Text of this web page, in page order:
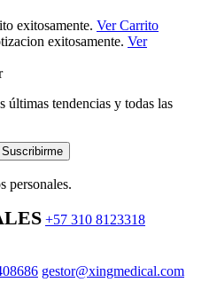
exitosamente. Ver Carrito
exitosamente. Ver
últimas tendencias y todas las
Suscribirme
personales.
+57 310 8123318
gestor@xingmedical.com